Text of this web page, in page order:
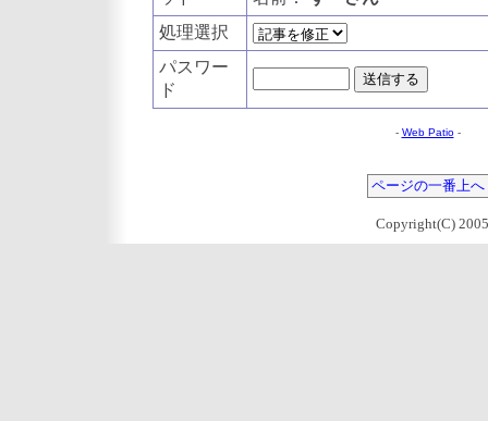
処理選択
パスワー
ド
- Web Patio-
ページの一番上へ
Copyright(C)